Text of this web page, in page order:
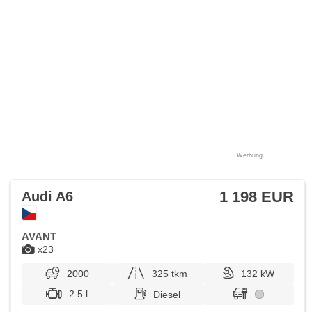
Werbung
x23
Audi A6 1 198 EUR
AVANT
2000 325 tkm
132 kW
2.5 l
Diesel